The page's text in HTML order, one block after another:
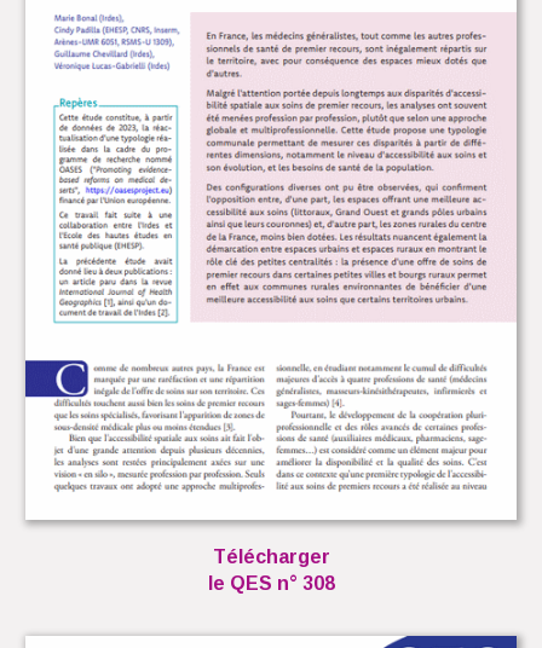
Télécharger
le QES n° 308